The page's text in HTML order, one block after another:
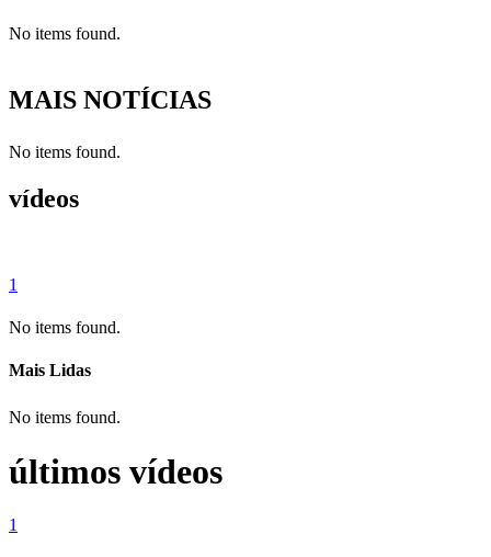
No items found.
MAIS NOTÍCIAS
No items found.
vídeos
1
No items found.
Mais Lidas
No items found.
últimos vídeos
1